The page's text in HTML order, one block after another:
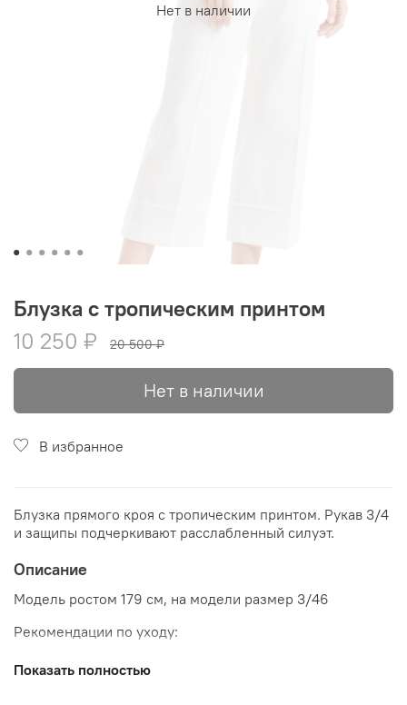
Нет в наличии
Блузка с тропическим принтом
10 250 ₽
20 500 ₽
Нет в наличии
В избранное
Блузка прямого кроя с тропическим принтом. Рукав 3/4
и защипы подчеркивают расслабленный силуэт.
Описание
Модель ростом 179 см, на модели размер 3/46
Рекомендации по уходу:
Показать полностью